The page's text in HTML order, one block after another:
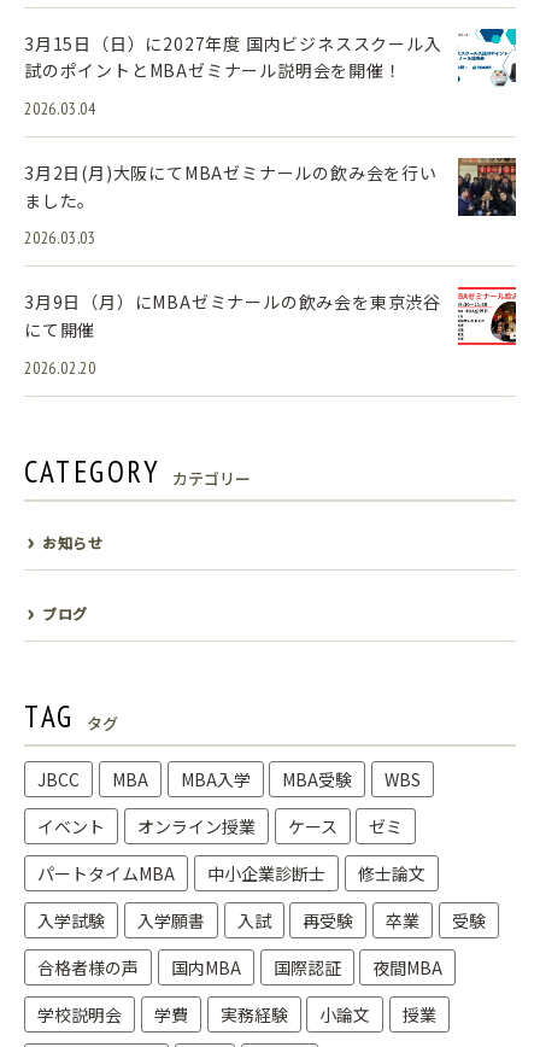
3月15日（日）に2027年度 国内ビジネススクール入
試のポイントとMBAゼミナール説明会を開催！
2026.03.04
3月2日(月)大阪にてMBAゼミナールの飲み会を行い
ました。
2026.03.03
3月9日（月）にMBAゼミナールの飲み会を東京渋谷
にて開催
2026.02.20
CATEGORY カテゴリー
お知らせ
ブログ
TAG タグ
JBCC MBA MBA入学 MBA受験
WBS
イベント
オンライン授業 ケース
ゼミ
パートタイムMBA
中小企業診断士
修士論文
入学試験
入学願書 入試 再受験 卒業
受験
合格者様の声
国内MBA 国際認証
夜間MBA
学校説明会
学費 実務経験 小論文
授業